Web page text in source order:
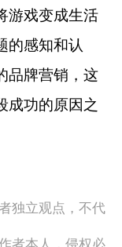
游戏变成生活
的感知和认
品牌营销，这
成功的原因之
独立观点，不代